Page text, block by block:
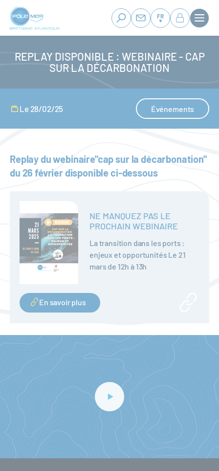
Panneau de gestion des cookies
Aller
contenu
FR
REPLAY DISPONIBLE : WEBINAIRE - CAP
SUR LA DÉCARBONATION
Le 28/02/25 Événements
Replay du webinaire"cap sur la décarbonation"
du 26 février disponible ci-dessous
NE MANQUEZ PAS LE
PROCHAIN WEBINAIRE
La transition dans les ports :
enjeux et opportunités Le 21
mars de 12h à 13h
En savoir plus